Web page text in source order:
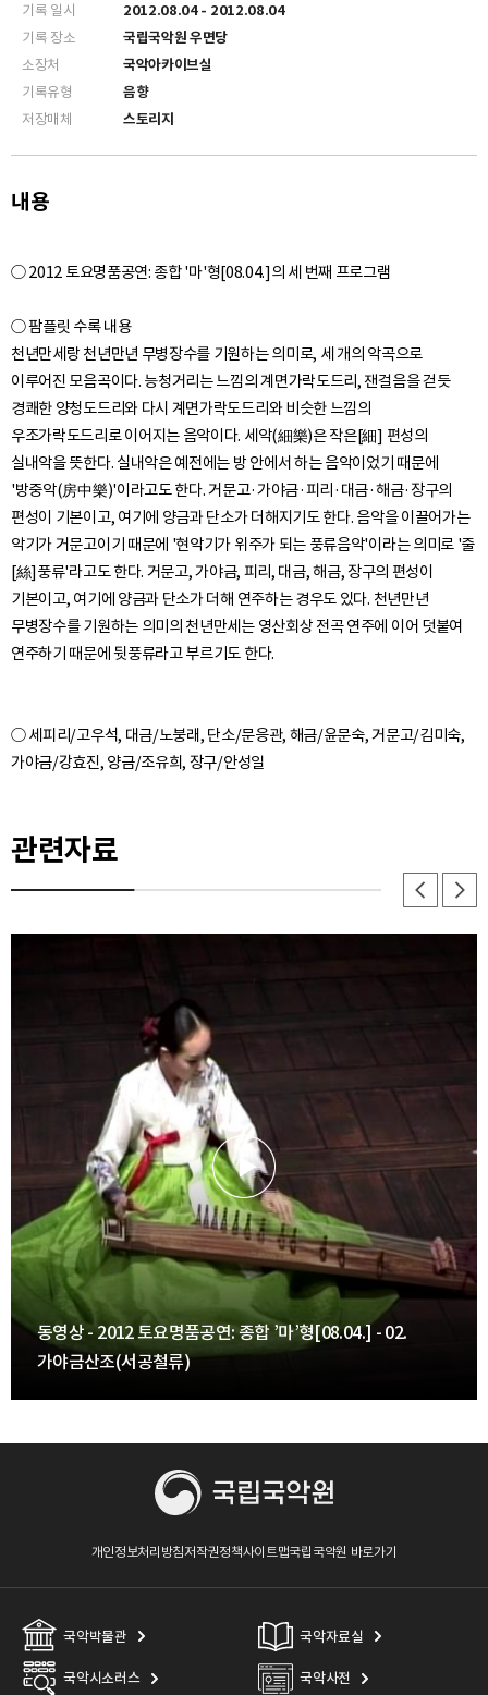
기록 일시
2012.08.04 - 2012.08.04
기록 장소
국립국악원 우면당
소장처
국악아카이브실
기록유형
음향
저장매체
스토리지
내용
○ 2012 토요명품공연: 종합 '마'형[08.04.]의 세 번째 프로그램
○ 팜플릿 수록 내용
천년만세랑 천년만년 무병장수를 기원하는 의미로, 세 개의 악곡으로
이루어진 모음곡이다. 능청거리는 느낌의 계면가락도드리, 잰걸음을 걷듯
경쾌한 양청도드리와 다시 계면가락도드리와 비슷한 느낌의
우조가락도드리로 이어지는 음악이다. 세악(細樂)은 작은[細] 편성의
실내악을 뜻한다. 실내악은 예전에는 방 안에서 하는 음악이었기 때문에
'방중악(房中樂)'이라고도 한다. 거문고·가야금·피리·대금·해금·장구의
편성이 기본이고, 여기에 양금과 단소가 더해지기도 한다. 음악을 이끌어가는
악기가 거문고이기 때문에 '현악기가 위주가 되는 풍류음악'이라는 의미로 '줄
[絲]풍류'라고도 한다. 거문고, 가야금, 피리, 대금, 해금, 장구의 편성이
기본이고, 여기에 양금과 단소가 더해 연주하는 경우도 있다. 천년만년
무병장수를 기원하는 의미의 천년만세는 영산회상 전곡 연주에 이어 덧붙여
○ 세피리/고우석, 대금/노붕래, 단소/문응관, 해금/윤문숙, 거문고/김미숙,
관련자료
동영상 - 2012 토요명품공연: 종합 ’마’형[08.04.] - 02.
가야금산조(서공철류)
개인정보처리방침저작권정책사이트맵국립국악원 바로가기
국악박물관 국악자료실
국악시소러스 국악사전